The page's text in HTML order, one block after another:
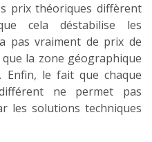
prix théoriques diffèrent
cela déstabilise les
pas vraiment de prix de
la zone géographique
le fait que chaque
ne permet pas
les solutions techniques